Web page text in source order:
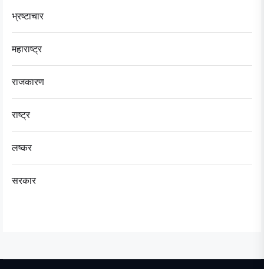
भ्रष्टाचार
महाराष्ट्र
राजकारण
राष्ट्र
लष्कर
सरकार